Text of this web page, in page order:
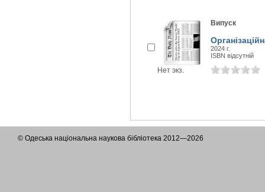
Нет экз.
Випуск
2024 г.
ISBN відсутній
© Одеська національна наукова бібліотека 2012—2026